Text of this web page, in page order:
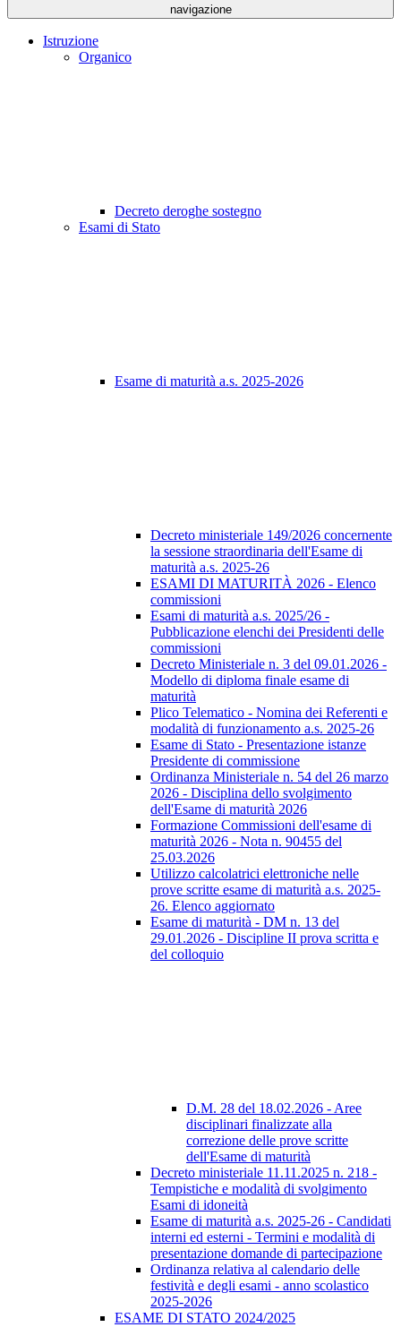
navigazione
Istruzione
Organico
Decreto deroghe sostegno
Esami di Stato
Esame di maturità a.s. 2025-2026
Decreto ministeriale 149/2026 concernente
la sessione straordinaria dell'Esame di
maturità a.s. 2025-26
ESAMI DI MATURITÀ 2026 - Elenco
commissioni
Esami di maturità a.s. 2025/26 -
Pubblicazione elenchi dei Presidenti delle
commissioni
Decreto Ministeriale n. 3 del 09.01.2026 -
Modello di diploma finale esame di
maturità
Plico Telematico - Nomina dei Referenti e
modalità di funzionamento a.s. 2025-26
Esame di Stato - Presentazione istanze
Presidente di commissione
Ordinanza Ministeriale n. 54 del 26 marzo
2026 - Disciplina dello svolgimento
dell'Esame di maturità 2026
Formazione Commissioni dell'esame di
maturità 2026 - Nota n. 90455 del
25.03.2026
Utilizzo calcolatrici elettroniche nelle
prove scritte esame di maturità a.s. 2025-
26. Elenco aggiornato
Esame di maturità - DM n. 13 del
29.01.2026 - Discipline II prova scritta e
del colloquio
D.M. 28 del 18.02.2026 - Aree
disciplinari finalizzate alla
correzione delle prove scritte
dell'Esame di maturità
Decreto ministeriale 11.11.2025 n. 218 -
Tempistiche e modalità di svolgimento
Esami di idoneità
Esame di maturità a.s. 2025-26 - Candidati
interni ed esterni - Termini e modalità di
presentazione domande di partecipazione
Ordinanza relativa al calendario delle
festività e degli esami - anno scolastico
2025-2026
ESAME DI STATO 2024/2025